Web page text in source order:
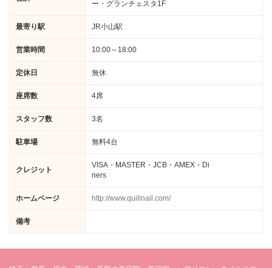
ー・グランチェスタ1F
最寄り駅 JR小山駅
営業時間 10:00～18:00
定休日 無休
座席数 4席
スタッフ数 3名
駐車場 無料4台
クレジット
VISA・MASTER・JCB・AMEX・Di
ners
ホームページ http://www.quillnail.com/
備考